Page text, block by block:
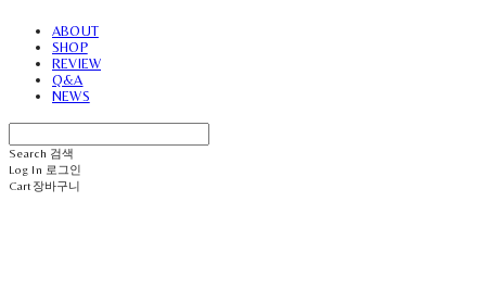
ABOUT
SHOP
REVIEW
Q&A
NEWS
Search 검색
Log In 로그인
Cart장바구니